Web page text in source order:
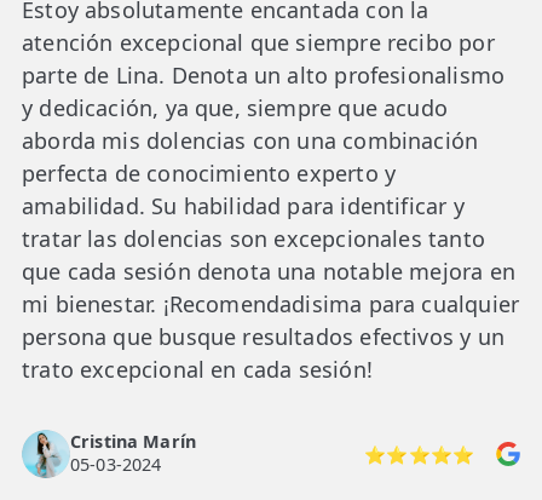
Estoy absolutamente encantada con la
atención excepcional que siempre recibo por
parte de Lina. Denota un alto profesionalismo
y dedicación, ya que, siempre que acudo
aborda mis dolencias con una combinación
perfecta de conocimiento experto y
amabilidad. Su habilidad para identificar y
tratar las dolencias son excepcionales tanto
que cada sesión denota una notable mejora en
mi bienestar. ¡Recomendadisima para cualquier
persona que busque resultados efectivos y un
trato excepcional en cada sesión!
Cristina Marín
05-03-2024
⭐⭐⭐⭐⭐